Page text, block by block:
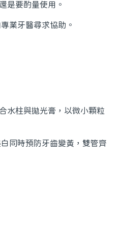
是要酌量使用。
業牙醫尋求協助。
水柱與拋光膏，以微小顆粒
同時預防牙齒變黃，雙管齊